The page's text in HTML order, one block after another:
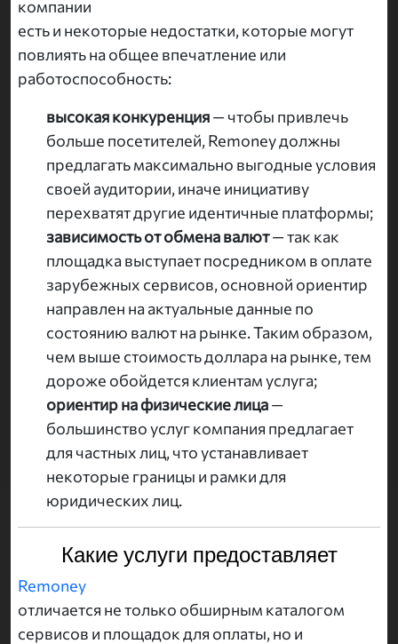
компании
есть и некоторые недостатки, которые могут
повлиять на общее впечатление или
работоспособность:
высокая конкуренция— чтобы привлечь
больше посетителей, Remoney должны
предлагать максимально выгодные условия
своей аудитории, иначе инициативу
перехватят другие идентичные платформы;
зависимость от обмена валют— так как
площадка выступает посредником в оплате
зарубежных сервисов, основной ориентир
направлен на актуальные данные по
состоянию валют на рынке. Таким образом,
чем выше стоимость доллара на рынке, тем
дороже обойдется клиентам услуга;
ориентир на физические лица—
большинство услуг компания предлагает
для частных лиц, что устанавливает
некоторые границы и рамки для
юридических лиц.
Какие услуги предоставляет
Remoney
отличается не только обширным каталогом
сервисов и площадок для оплаты, но и